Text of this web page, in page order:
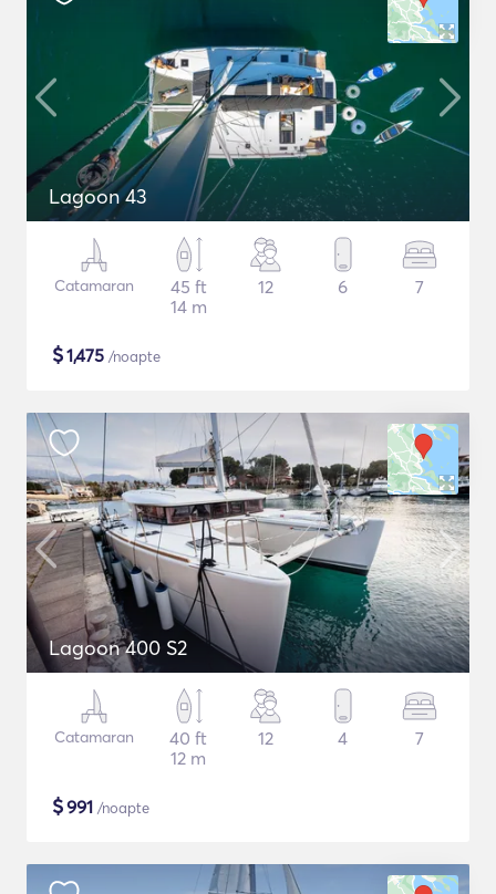
Lagoon 43
Catamaran
45 ft
14 m
12 6 7
$1,475 /noapte
Lagoon 400 S2
Catamaran
40 ft
12 m
12 4 7
$991 /noapte